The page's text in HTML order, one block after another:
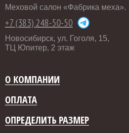
Меховой салон «Фабрика меха».
+7 (383) 248-50-50
Новосибирск, ул. Гоголя, 15,
ТЦ Юпитер, 2 этаж
О КОМПАНИИ
ОПЛАТА
ОПРЕДЕЛИТЬ РАЗМЕР